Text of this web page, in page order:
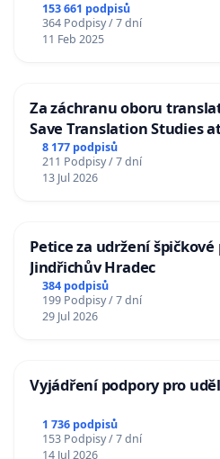
153 661 podpisů
364 Podpisy / 7 dní
11 Feb 2025
Za záchranu oboru
Save Translation Studies
Charles University
8 177 podpisů
211 Podpisy / 7 dní
13 Jul 2026
Petice za udržení špičkové
Jindřichův Hradec
384 podpisů
199 Podpisy / 7 dní
29 Jul 2026
Vyjádření podpory pro
1 736 podpisů
153 Podpisy / 7 dní
14 Jul 2026